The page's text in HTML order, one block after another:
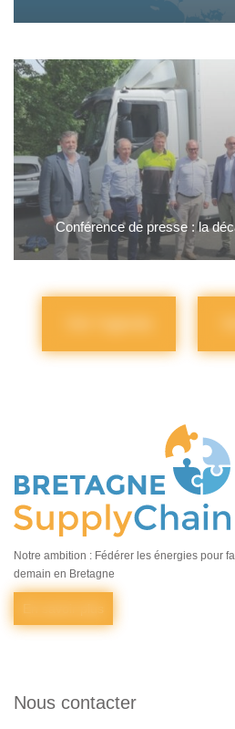
Conférence de presse : la
Notre ambition : Fédérer les énergies pour
demain en Bretagne
Nous contacter